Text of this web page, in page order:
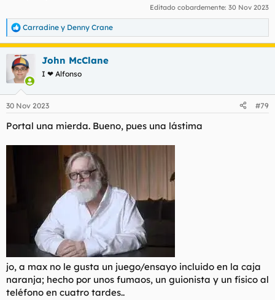
Editado cobardemente: 30 Nov 2023
R
e
c
c
e
:
Carradine y Denny Crane
John McClane
I ❤ Alfonso
30 Nov 2023 #79
Portal una mierda. Bueno, pues una lástima
jo, a max no le gusta un juego/ensayo incluido en la caja
naranja; hecho por unos fumaos, un guionista y un físico al
teléfono en cuatro tardes..